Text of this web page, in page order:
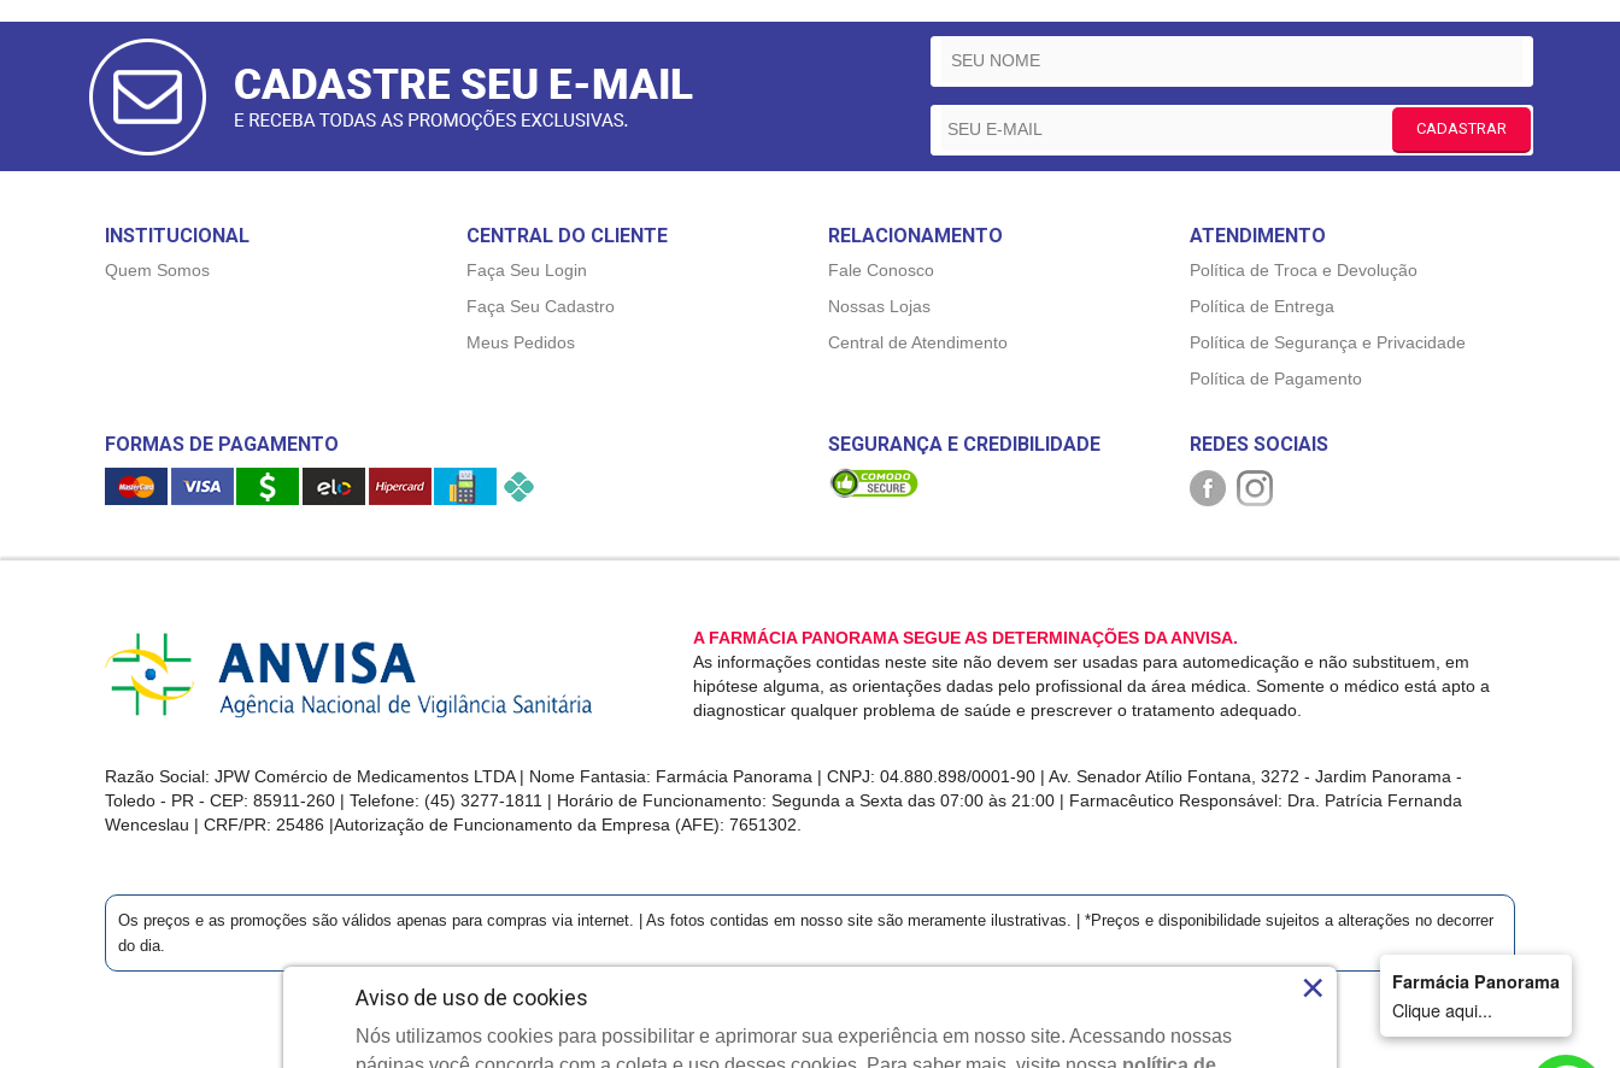
Farmácia Panorama
Clique aqui...
CADASTRAR
E-MAIL
CADASTRAR
INSTITUCIONAL
Quem Somos
CENTRAL DO CLIENTE
Faça Seu Login
Faça Seu Cadastro
Meus Pedidos
RELACIONAMENTO
Fale Conosco
Nossas Lojas
Central de Atendimento
ATENDIMENTO
Política de Troca e Devolução
Política de Entrega
Política de Segurança e Privacidade
Política de Pagamento
FORMAS DE PAGAMENTO SEGURANÇA E CREDIBILIDADE REDES SOCIAIS
A FARMÁCIA PANORAMA SEGUE AS DETERMINAÇÕES DA ANVISA.
As informações contidas neste site não devem ser usadas para automedicação e não substituem, em
hipótese alguma, as orientações dadas pelo profissional da área médica. Somente o médico está apto a
diagnosticar qualquer problema de saúde e prescrever o tratamento adequado.
Razão Social: JPW Comércio de Medicamentos LTDA | Nome Fantasia: Farmácia Panorama | CNPJ: 04.880.898/0001-90 | Av. Senador Atílio Fontana, 3272 - Jardim Panorama -
Toledo - PR - CEP: 85911-260 | Telefone: (45) 3277-1811 | Horário de Funcionamento: Segunda a Sexta das 07:00 às 21:00 | Farmacêutico Responsável: Dra. Patrícia Fernanda
Wenceslau | CRF/PR: 25486 |Autorização de Funcionamento da Empresa (AFE): 7651302.
Os preços e as promoções são válidos apenas para compras via internet. | As fotos contidas em nosso site são meramente ilustrativas. | *Preços e disponibilidade sujeitos a alterações no decorrer
do dia.
Copyright © 2022 Farmácia Panorama - Todos os direitos reservados.
Aviso de uso de cookies
Nós utilizamos cookies para possibilitar e aprimorar sua experiência em nosso site. Acessando nossas
×